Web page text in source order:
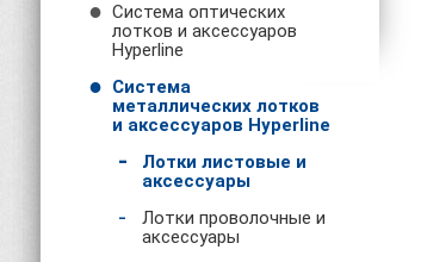
Система оптических
лотков и аксессуаров
Hyperline
Система
металлических лотков
и аксессуаров Hyperline
Лотки листовые и
аксессуары
Лотки проволочные и
аксессуары